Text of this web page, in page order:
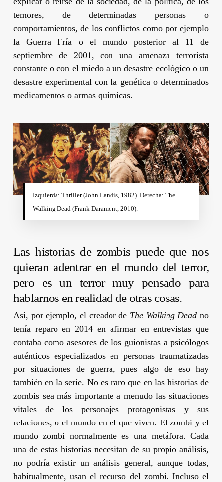
temores, de determinadas personas o
comportamientos, de los conflictos como por ejemplo
la Guerra Fría o el mundo posterior al 11 de
septiembre de 2001, con una amenaza terrorista
constante o con el miedo a un desastre ecológico o un
desastre experimental con la genética o determinados
medicamentos o armas químicas.
Izquierda: Thriller (John Landis, 1982). Derecha: The
Walking Dead (Frank Daramont, 2010).
Las historias de zombis puede que nos
quieran adentrar en el mundo del terror,
pero es un terror muy pensado para
hablarnos en realidad de otras cosas.
Así, por ejemplo, el creador de The Walking Dead no
tenía reparo en 2014 en afirmar en entrevistas que
contaba como asesores de los guionistas a psicólogos
auténticos especializados en personas traumatizadas
por situaciones de guerra, pues algo de eso hay
también en la serie. No es raro que en las historias de
zombis sea más importante a menudo las situaciones
vitales de los personajes protagonistas y sus
relaciones, o el mundo en el que viven. El zombi y el
mundo zombi normalmente es una metáfora. Cada
una de estas historias necesitan de su propio análisis,
no podría existir un análisis general, aunque todas,
habitualmente, usan el recurso del zombi. Incluso el